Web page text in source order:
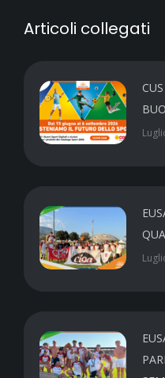
Articoli collegati